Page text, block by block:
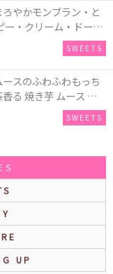
やかモンブラン・と
・クリーム・ドーナ
用し、秋らしい人気
SWEETS
スのふわふわもっち
る 焼き芋 ムース テ
の『チョコレート ムー
SWEETS
UP